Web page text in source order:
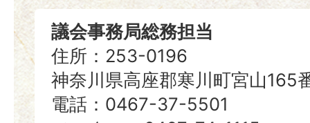
議会事務局総務担当
住所：253-0196
神奈川県高座郡寒川町宮山165
電話：0467-37-5501